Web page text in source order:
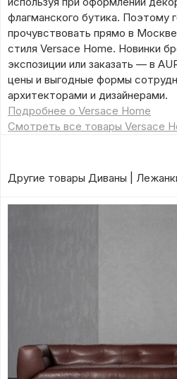
флагманского бутика. Поэтому
прочувствовать прямо в
стиля Versace Home. Новинки
экспозиции или заказать — в
цены и выгодные формы
архитекторами и дизайнерами.
Подробнее о Versace Home
Смотреть все товары Versace
Другие товары Диваны |